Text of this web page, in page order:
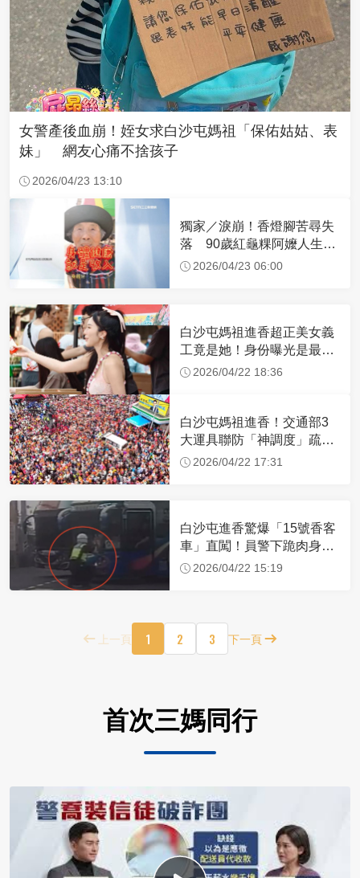
女警產後血崩！姪女求白沙屯媽祖「保佑姑姑、表
妹」 網友心痛不捨孩子
2026/04/23 13:10
獨家／淚崩！香燈腳苦尋失
落 90歲紅龜粿阿嬤人生謝
幕2026/04/23 06:00
白沙屯媽祖進香超正美女義
工竟是她！身份曝光是最美
禮生 一輩子不結婚
2026/04/22 18:36
白沙屯媽祖進香！交通部3
大運具聯防「神調度」疏運
32.1萬創新高
2026/04/22 17:31
白沙屯進香驚爆「15號香客
車」直闖！員警下跪肉身擋
車：讓行人先過
2026/04/22 15:19
上一頁 1 2 3 下一頁
首次三媽同行